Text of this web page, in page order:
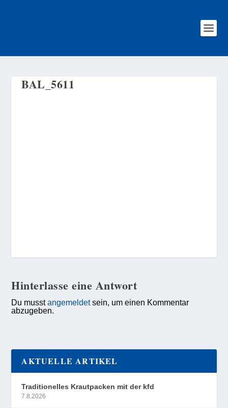
BAL_5611
Hinterlasse eine Antwort
Du musstangemeldetsein, um einen Kommentar
abzugeben.
AKTUELLE ARTIKEL
Traditionelles Krautpacken mit der kfd
7.8.2026